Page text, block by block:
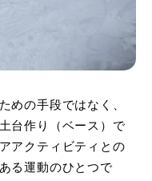
めの手段ではなく、
台作り（ベース）で
アクティビティとの
る運動のひとつで